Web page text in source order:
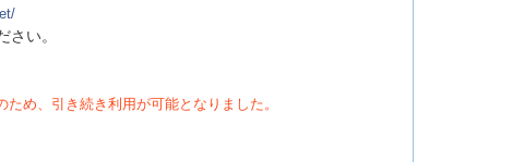
い。
め、引き続き利用が可能となりました。